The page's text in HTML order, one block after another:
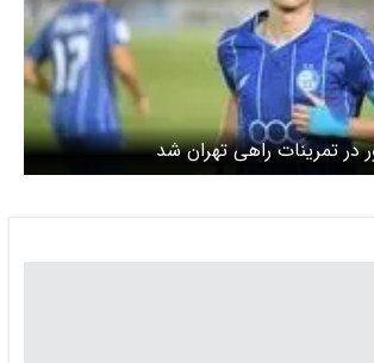
در تمرینات راهی تهران شد